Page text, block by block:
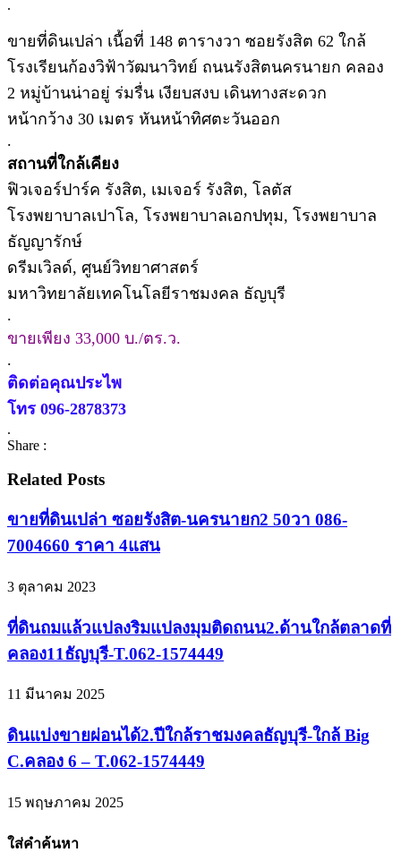
.
ขายที่ดินเปล่า เนื้อที่ 148 ตารางวา ซอยรังสิต 62 ใกล้
โรงเรียนก้องวิฟ้าวัฒนาวิทย์ ถนนรังสิตนครนายก คลอง
2 หมู่บ้านน่าอยู่ ร่มรื่น เงียบสงบ เดินทางสะดวก
หน้ากว้าง 30 เมตร หันหน้าทิศตะวันออก
.
สถานที่ใกล้เคียง
ฟิวเจอร์ปาร์ค รังสิต, เมเจอร์ รังสิต, โลตัส
โรงพยาบาลเปาโล, โรงพยาบาลเอกปทุม, โรงพยาบาล
ธัญญารักษ์
ดรีมเวิลด์, ศูนย์วิทยาศาสตร์
มหาวิทยาลัยเทคโนโลยีราชมงคล ธัญบุรี
.
ขายเพียง 33,000 บ./ตร.ว.
.
ติดต่อคุณประไพ
โทร 096-2878373
.
Share :
Related Posts
ขายที่ดินเปล่า ซอยรังสิต-นครนายก2 50วา 086-
7004660 ราคา 4แสน
3 ตุลาคม 2023
ที่ดินถมแล้วแปลงริมแปลงมุมติดถนน2.ด้านใกล้ตลาดที่
คลอง11ธัญบุรี-T.062-1574449
11 มีนาคม 2025
ดินแบ่งขายผ่อนได้2.ปีใกล้ราชมงคลธัญบุรี-ใกล้ Big
C.คลอง 6 – T.062-1574449
15 พฤษภาคม 2025
ใส่คำค้นหา